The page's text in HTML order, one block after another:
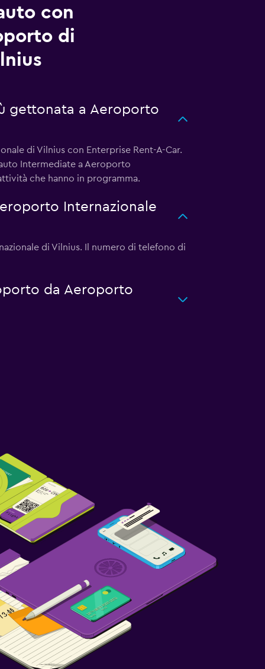
con
di
gettonata a Aeroporto
di Vilnius con Enterprise Rent-A-Car.
Intermediate a Aeroporto
che hanno in programma.
Internazionale
di Vilnius. Il numero di telefono di
da Aeroporto